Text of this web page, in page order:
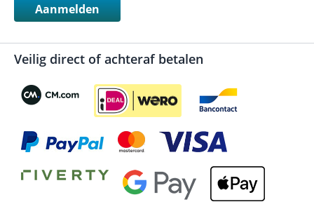
Aanmelden
Veilig direct of achteraf betalen